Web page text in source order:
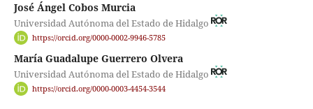
José Ángel Cobos Murcia
Universidad Autónoma del Estado de Hidalgo
https://orcid.org/0000-0002-9946-5785
María Guadalupe Guerrero Olvera
Universidad Autónoma del Estado de Hidalgo
https://orcid.org/0000-0003-4454-3544